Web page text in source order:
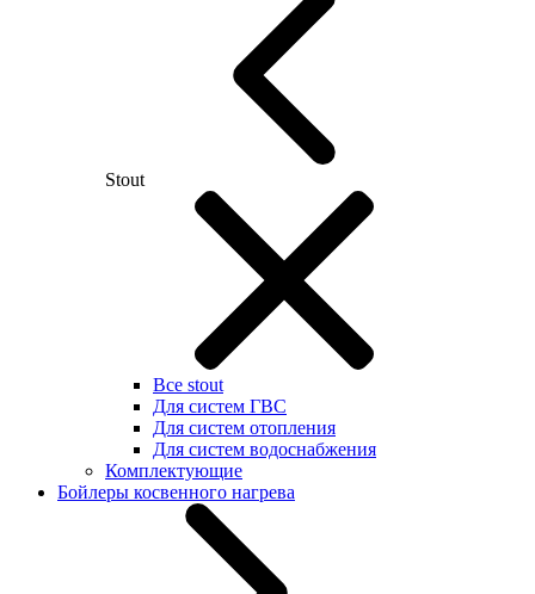
Stout
Все stout
Для систем ГВС
Для систем отопления
Для систем водоснабжения
Комплектующие
Бойлеры косвенного нагрева